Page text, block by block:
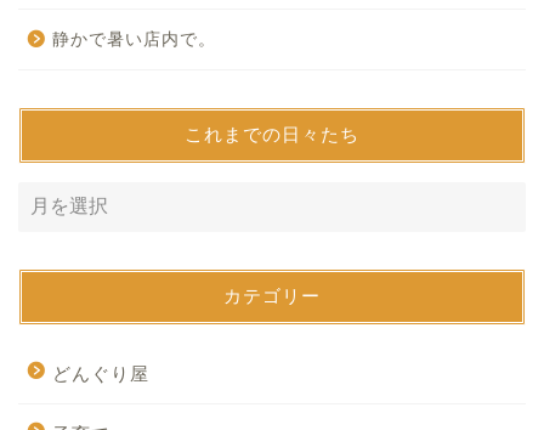
静かで暑い店内で。
これまでの日々たち
カテゴリー
どんぐり屋